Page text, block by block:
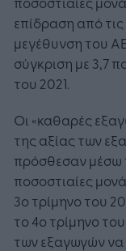
επίδραση από
μεγέθυνση του
σύγκριση με 3,7
του 2021.
Οι «καθαρές
της αξίας των
πρόσθεσαν μέσω
ποσοστιαίες
3ο τρίμηνο του
το 4ο τρίμηνο
των εξαγωγών να